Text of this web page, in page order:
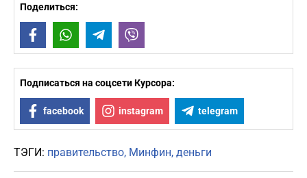
Поделиться:
FacebookWhatsAppTelegram
Подписаться на соцсети Курсора:
facebook instagram telegram
ТЭГИ: правительство Минфин деньги